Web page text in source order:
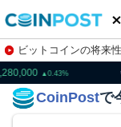
ビットコインの将来性
株特集・関連銘柄
ETH 303,225.0
CoinPostで